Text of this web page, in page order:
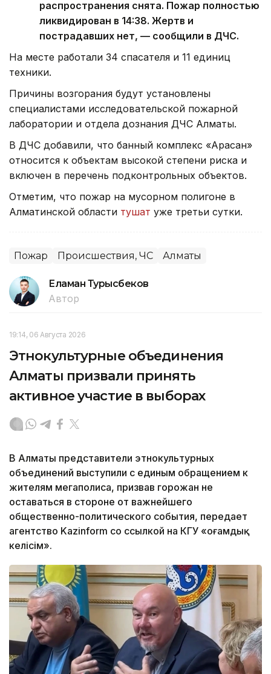
распространения снята. Пожар полностью
ликвидирован в 14:38. Жертв и
пострадавших нет, — сообщили в ДЧС.
На месте работали 34 спасателя и 11 единиц
техники.
Причины возгорания будут установлены
специалистами исследовательской пожарной
лаборатории и отдела дознания ДЧС Алматы.
В ДЧС добавили, что банный комплекс «Арасан»
относится к объектам высокой степени риска и
включен в перечень подконтрольных объектов.
Отметим, что пожар на мусорном полигоне в
Алматинской области тушат уже третьи сутки.
Пожар Происшествия, ЧС Алматы
Еламан Турысбеков
Автор
19:14, 06 Августа 2026
Этнокультурные объединения
Алматы призвали принять
активное участие в выборах
В Алматы представители этнокультурных
объединений выступили с единым обращением к
жителям мегаполиса, призвав горожан не
оставаться в стороне от важнейшего
общественно-политического события, передает
агентство Kazinform со ссылкой на КГУ «Қоғамдық
келісім».